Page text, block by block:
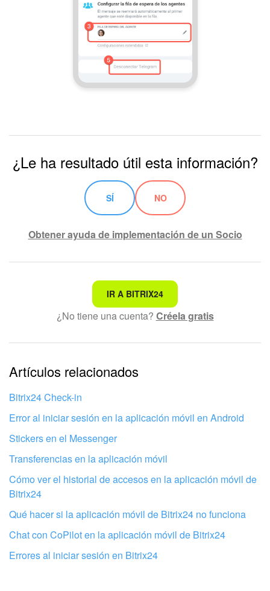
¿Le ha resultado útil esta información?
SÍ NO
Obtener ayuda de implementación de un Socio
No es lo que estoy buscando
Texto complicado e incomprensible
La información está desactualizada
La explicación es demasiado corta. Necesito más
información
IR A BITRIX24
¿No tiene una cuenta? Créela gratis
Artículos relacionados
Bitrix24 Check-in
Error al iniciar sesión en la aplicación móvil en Android
Stickers en el Messenger
Transferencias en la aplicación móvil
Cómo ver el historial de accesos en la aplicación móvil de
Bitrix24
Qué hacer si la aplicación móvil de Bitrix24 no funciona
Chat con CoPilot en la aplicación móvil de Bitrix24
Errores al iniciar sesión en Bitrix24